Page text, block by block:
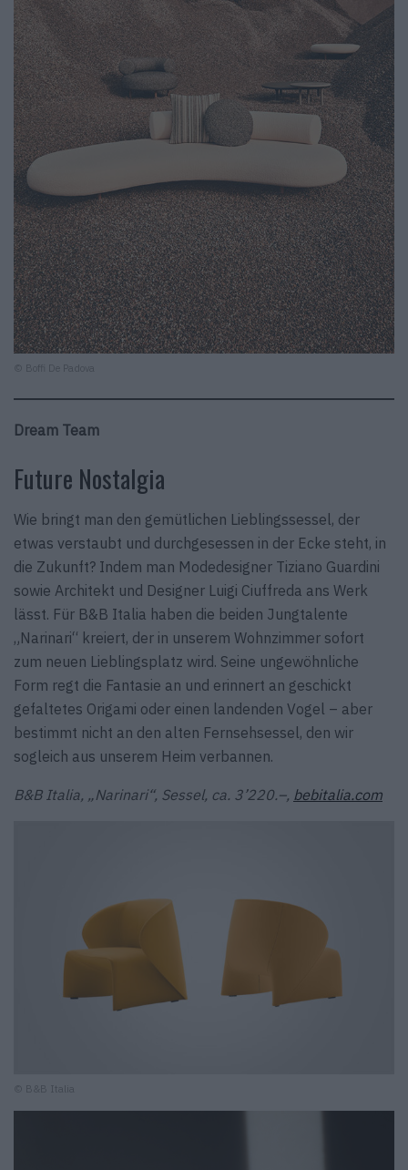
© Boffi De Padova
Dream Team
Future Nostalgia
Wie bringt man den gemütlichen Lieblingssessel, der
etwas verstaubt und durchgesessen in der Ecke steht, in
die Zukunft? Indem man Modedesigner Tiziano Guardini
sowie Architekt und Designer Luigi Ciuffreda ans Werk
lässt. Für B&B Italia haben die beiden Jungtalente
„Narinari“ kreiert, der in unserem Wohnzimmer sofort
zum neuen Lieblingsplatz wird. Seine ungewöhnliche
Form regt die Fantasie an und erinnert an geschickt
gefaltetes Origami oder einen landenden Vogel – aber
bestimmt nicht an den alten Fernsehsessel, den wir
sogleich aus unserem Heim verbannen.
B&B Italia, „Narinari“, Sessel, ca. 3’220.–, bebitalia.com
© B&B Italia